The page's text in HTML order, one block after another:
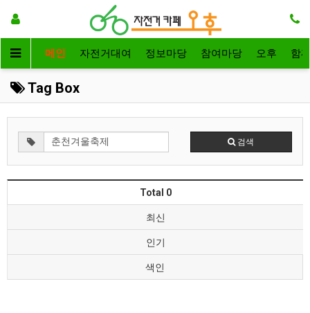
메인 자전거대여 정보마당 참여마당 오후 함
Tag Box
검색
Total 0
최신
인기
색인